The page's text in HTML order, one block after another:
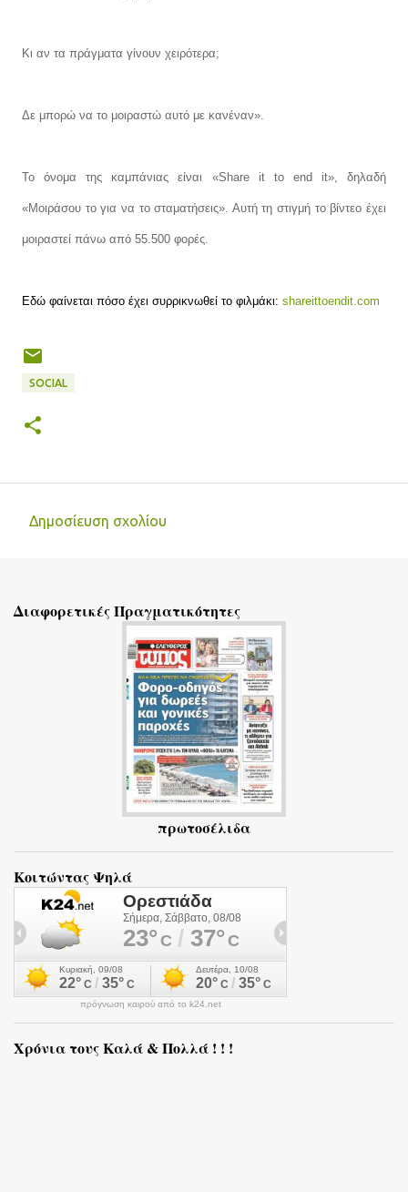
Κι αν τα πράγματα γίνουν χειρότερα;
Δε μπορώ να το μοιραστώ αυτό με κανέναν».
Το όνομα της καμπάνιας είναι «Share it to end it», δηλαδή
«Μοιράσου το για να το σταματήσεις». Αυτή τη στιγμή το βίντεο έχει
μοιραστεί πάνω από 55.500 φορές.
Εδώ φαίνεται πόσο έχει συρρικνωθεί το φιλμάκι: shareittoendit.com
SOCIAL
λ
Δημοσίευση σχολίου
Διαφορετικές Πραγματικότητες
πρωτοσέλιδα
Κοιτώντας Ψηλά
πρόγνωση καιρού από το k24.net
Χρόνια τους Καλά & Πολλά ! ! !